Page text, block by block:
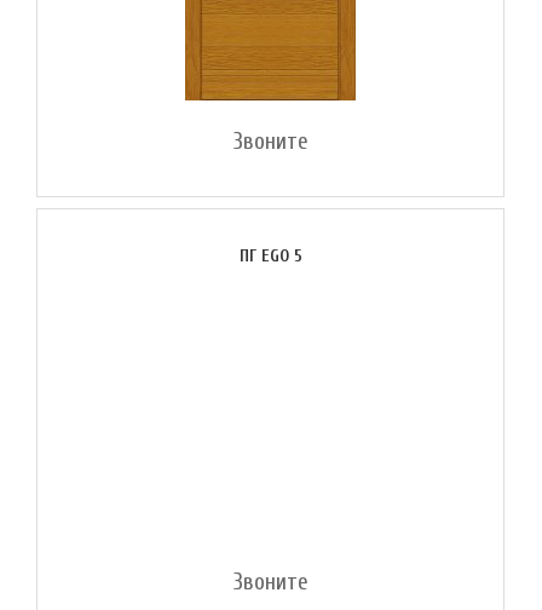
Звоните
ПГ EGO 5
Звоните